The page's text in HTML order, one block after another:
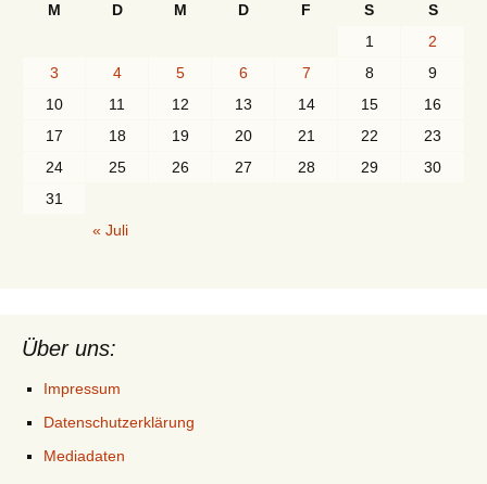
M
D M D F S
S
1
2
3
4 5 6 7 8
9
10
11 12 13 14 15
16
17
18 19 20 21 22
23
24
25 26 27 28 29
30
31
« Juli
Über uns:
Impressum
Datenschutzerklärung
Mediadaten